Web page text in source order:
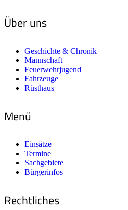
Über uns
Geschichte & Chronik
Mannschaft
Feuerwehrjugend
Fahrzeuge
Rüsthaus
Menü
Einsätze
Termine
Sachgebiete
Bürgerinfos
Rechtliches